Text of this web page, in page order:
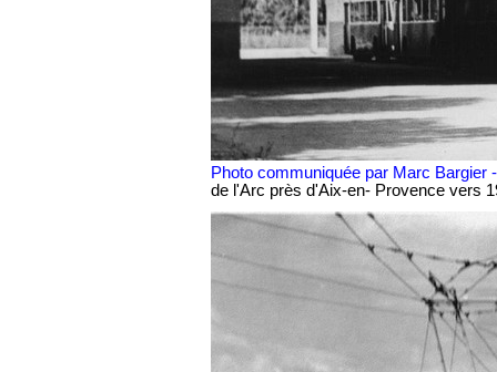
Photo communiquée par Marc Bargier
de l'Arc près d'Aix-en- Provence vers